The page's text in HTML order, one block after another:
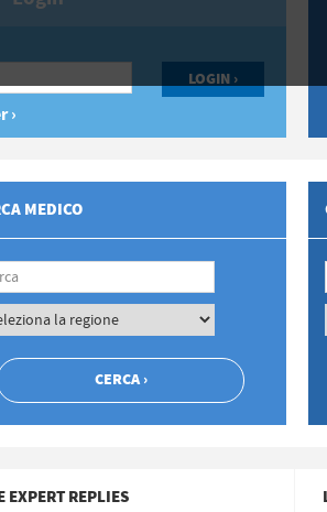
›
MEDICO
EXPERT REPLIES